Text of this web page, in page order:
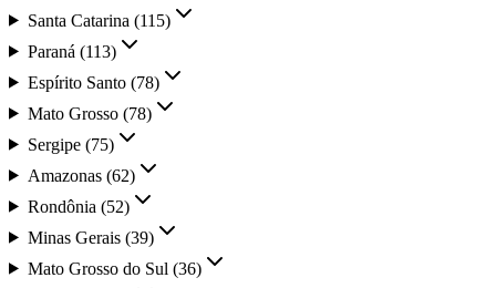
Santa Catarina (115)
Paraná (113)
Espírito Santo (78)
Mato Grosso (78)
Sergipe (75)
Amazonas (62)
Rondônia (52)
Minas Gerais (39)
Mato Grosso do Sul (36)